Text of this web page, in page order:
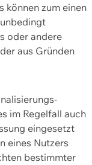
können zum einen
oder andere
aus Gründen
im Regelfall auch
eingesetzt
eines Nutzers
bestimmter